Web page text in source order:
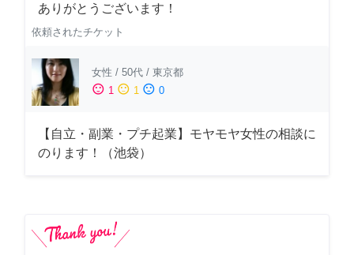
ありがとうございます！
依頼されたチケット
女性 / 50代 / 東京都
sentiment_satisfied 1 sentiment_neutral 1 sentiment_dissatisfied 0
【自立・副業・プチ起業】モヤモヤ女性の相談に
のります！（池袋）